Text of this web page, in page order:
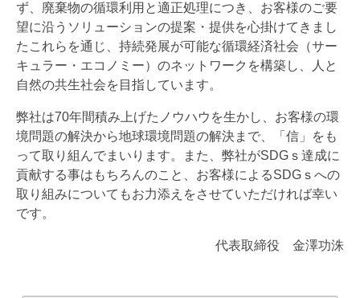
ず、廃棄物の循環利用と適正処理につき、お客様のご要
望に沿うソリューションの提案・提供を心掛けてきまし
たこれらを通じ、持続発展が可能な循環経済社会（サー
キュラー・エコノミー）のネットワークを構築し、人と
自然の共生社会を目指しています。
弊社は70年間積み上げたノウハウを生かし、お客様の環
境問題の解決から地球環境問題の解決まで、「信」をも
って取り組んでまいります。また、弊社がSDGｓ達成に
貢献する事はもちろんのこと、お客様によるSDGｓへの
取り組みについてもお力添えをさせていただければ幸い
です。
代表取締役 金澤功洙